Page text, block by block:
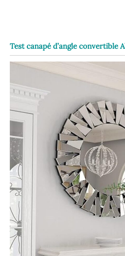
Test canapé d’angle convertible